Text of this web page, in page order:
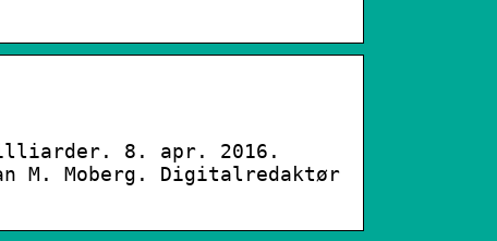
8. apr. 2016.
M. Moberg. Digitalredaktør